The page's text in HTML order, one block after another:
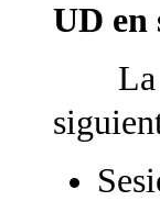
UD en
La